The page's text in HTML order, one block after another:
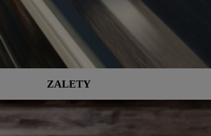
ZALETY